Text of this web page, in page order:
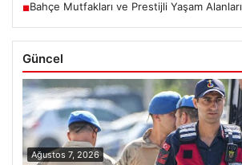
■Bahçe Mutfakları ve Prestijli Yaşam Alanları
Güncel
Ağustos 7, 2026